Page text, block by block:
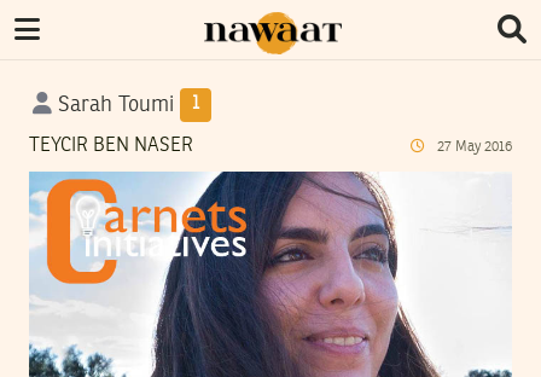
Sarah Toumi 1
TEYCIR BEN NASER 27 May 2016